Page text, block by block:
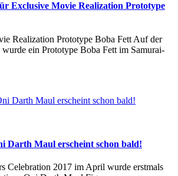
Exclusive Movie Realization Prototype
Realization Prototype Boba Fett Auf der
wurde ein Prototype Boba Fett im Samurai-
Darth Maul erscheint schon bald!
Celebration 2017 im April wurde erstmals